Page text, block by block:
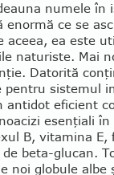
numele în
enormă ce se
aceea, ea este
naturiste. Mai
Dato­rită
pentru sistemul
antidot eficient
esen­ţiali
B, vitamina
de beta-glu­can.
noi globule albe